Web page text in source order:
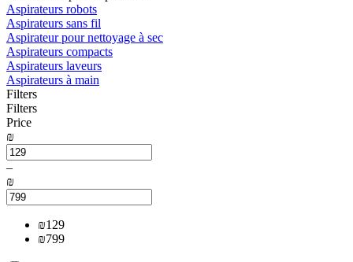
Aspirateurs robots
Aspirateurs sans fil
Aspirateur pour nettoyage à sec
Aspirateurs compacts
Aspirateurs laveurs
Aspirateurs à main
Filters
Filters
Price
₪
–
₪
₪129
₪799